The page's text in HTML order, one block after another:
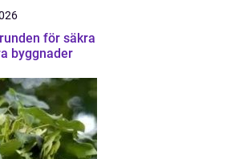
byggnader